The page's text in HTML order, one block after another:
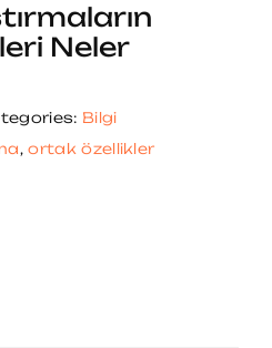
Neler
Bilgi
,ortak özellikler